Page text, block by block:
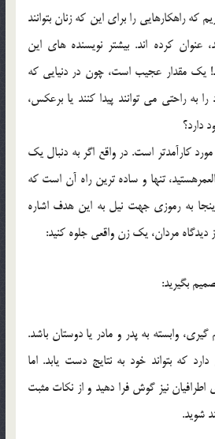
كه راهكارهايي را براي اين كه زنان بتوانند
عنوان كرده اند. بيشتر نويسنده هاي اين
يك مقدار عجيب است، چون در دنيايي كه
به راحتي مي توانند پيدا كنند يا برعكس،
دارد؟
كارآمدتر است. در واقع اگر به دنبال يك
تنها و ساده ترين راه آن است كه
به رموزي جهت نيل به اين هدف اشاره
ديدگاه مردان، يك زن واقعي جلوه كنيد:
وابسته به پدر و مادر يا دوستان باشد.
كه بتواند خود به نتايج دست يابد. اما
نيز گوش فرا دهيد و از نكات مثبت
شويد.